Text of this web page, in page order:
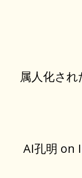
属人化さ
AI孔明 on